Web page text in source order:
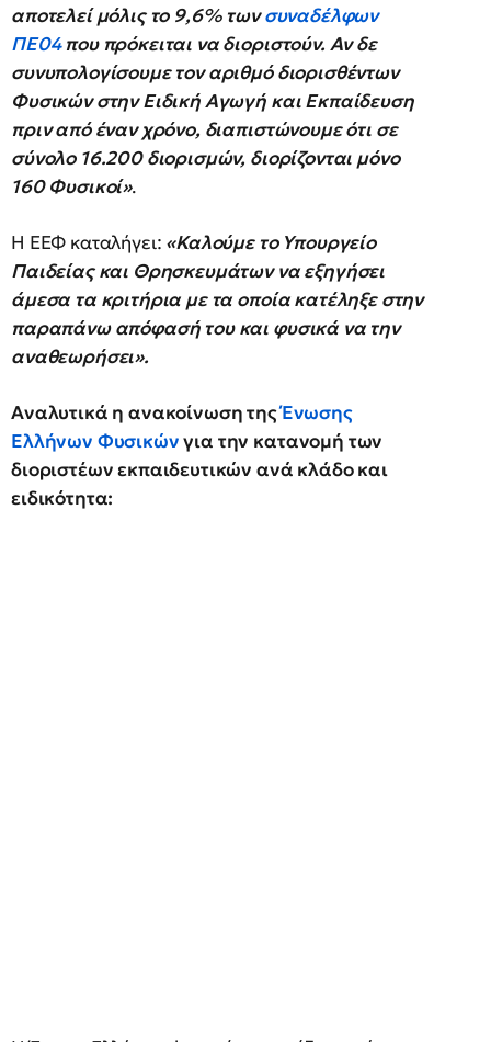
αποτελεί μόλις το 9,6% τωνσυναδέλφων
ΠΕ04που πρόκειται να διοριστούν. Αν δε
συνυπολογίσουμε τον αριθμό διορισθέντων
Φυσικών στην Ειδική Αγωγή και Εκπαίδευση
πριν από έναν χρόνο, διαπιστώνουμε ότι σε
σύνολο 16.200 διορισμών, διορίζονται μόνο
160 Φυσικοί».
Η ΕΕΦ καταλήγει: «Καλούμε το Υπουργείο
Παιδείας και Θρησκευμάτων να εξηγήσει
άμεσα τα κριτήρια με τα οποία κατέληξε στην
παραπάνω απόφασή του και φυσικά να την
αναθεωρήσει».
Αναλυτικά η ανακοίνωση τηςΈνωσης
Ελλήνων Φυσικώνγια την κατανομή των
διοριστέων εκπαιδευτικών ανά κλάδο και
ειδικότητα: